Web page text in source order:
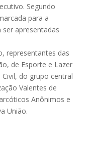
Segundo
para a
apresentadas
representantes das
de Esporte e Lazer
do grupo central
Valentes de
Anônimos e
União.